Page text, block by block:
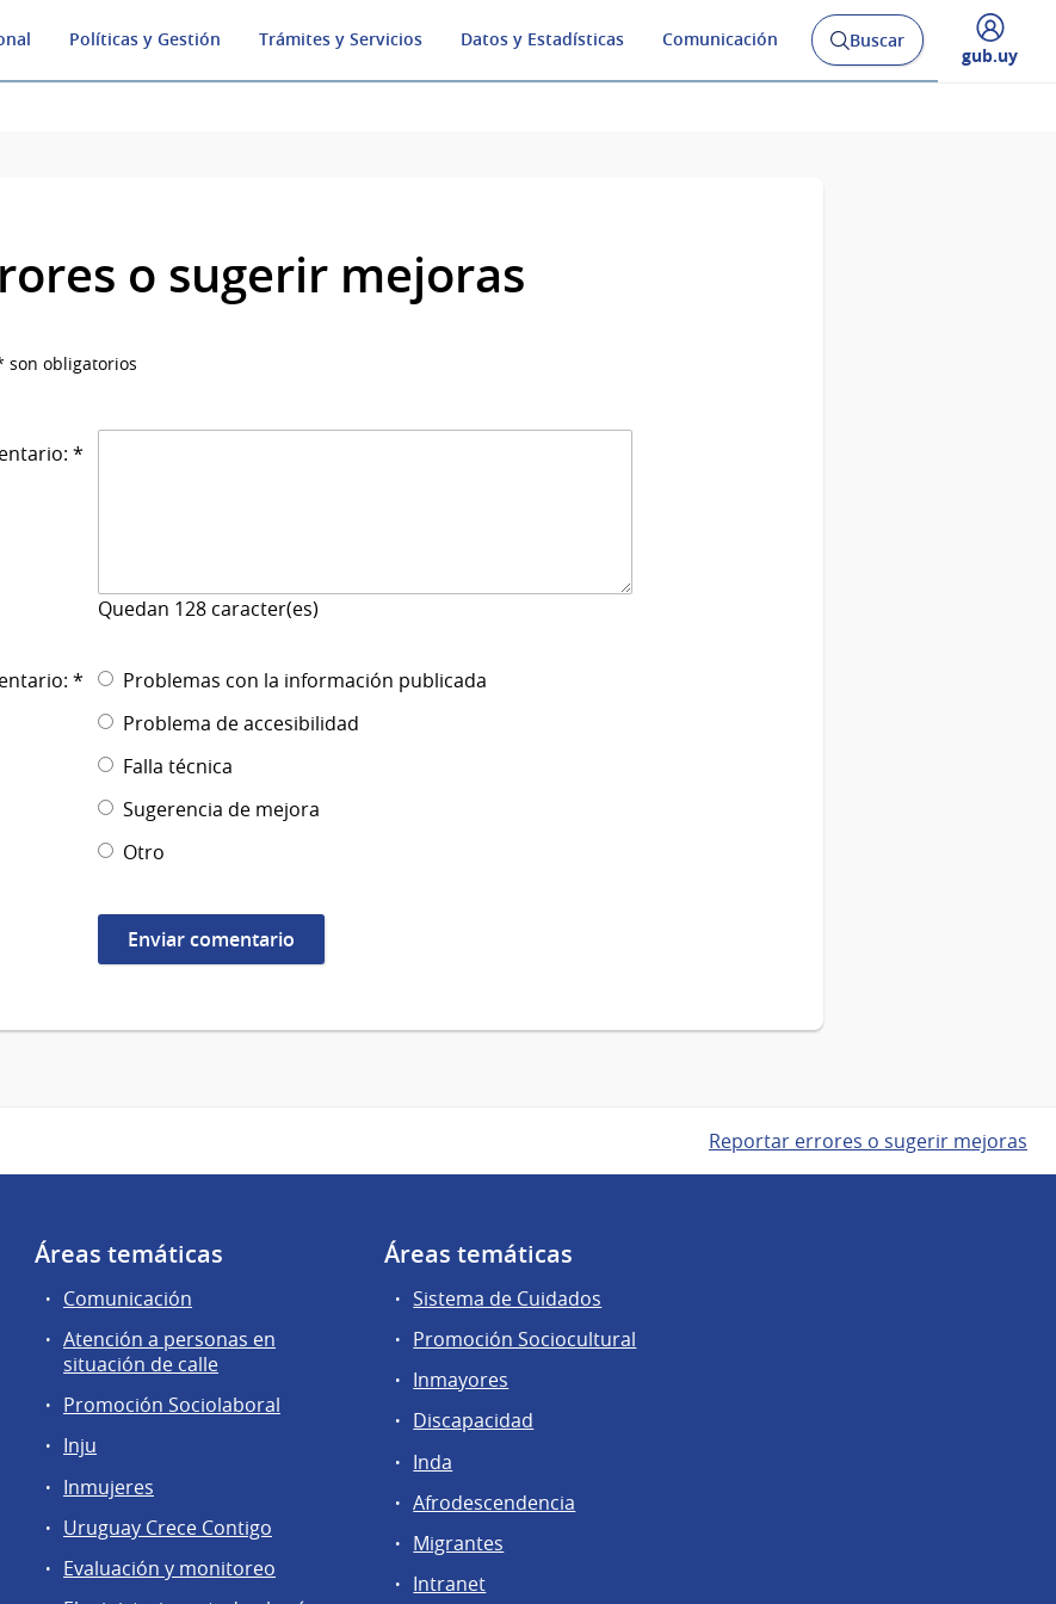
Políticas y Gestión Trámites y Servicios Datos y Estadísticas Comunicación
Abrir
buscador
Buscar
Desplegar
gub.uy
o sugerir mejoras
son obligatorios
*
Quedan 128 caracter(es)
*
Problemas con la información publicada
Problema de accesibilidad
Falla técnica
Sugerencia de mejora
Otro
Reportar errores o sugerir mejoras
Áreas temáticas
Comunicación
Atención a personas en
situación de calle
Promoción Sociolaboral
Inju
Inmujeres
Uruguay Crece Contigo
Evaluación y monitoreo
Áreas temáticas
Sistema de Cuidados
Promoción Sociocultural
Inmayores
Discapacidad
Inda
Afrodescendencia
Migrantes
Intranet